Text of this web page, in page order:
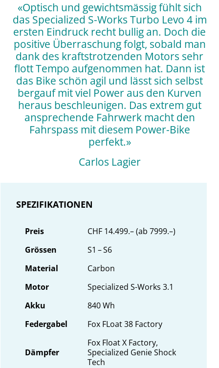
«Optisch und gewichtsmässig fühlt sich
das Specialized S-Works Turbo Levo 4 im
ersten Eindruck recht bullig an. Doch die
positive Überraschung folgt, sobald man
dank des kraftstrotzenden Motors sehr
flott Tempo aufgenommen hat. Dann ist
das Bike schön agil und lässt sich selbst
bergauf mit viel Power aus den Kurven
heraus beschleunigen. Das extrem gut
ansprechende Fahrwerk macht den
Fahrspass mit diesem Power-Bike
perfekt.»
Carlos Lagier
SPEZIFIKATIONEN
Preis
CHF 14.499.– (ab 7999.–)
Grössen
S1 – S6
Material
Carbon
Motor
Specialized S-Works 3.1
Akku
840 Wh
Federgabel
Fox FLoat 38 Factory
Dämpfer
Fox Float X Factory,
Specialized Genie Shock
Tech